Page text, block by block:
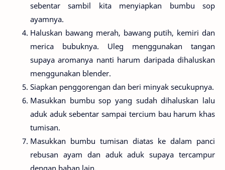
sebentar sambil kita menyiapkan bumbu sop
ayamnya.
Haluskan bawang merah, bawang putih, kemiri dan
merica bubuknya. Uleg menggunakan tangan
supaya aromanya nanti harum daripada dihaluskan
menggunakan blender.
Siapkan penggorengan dan beri minyak secukupnya.
Masukkan bumbu sop yang sudah dihaluskan lalu
aduk aduk sebentar sampai tercium bau harum khas
tumisan.
Masukkan bumbu tumisan diatas ke dalam panci
rebusan ayam dan aduk aduk supaya tercampur